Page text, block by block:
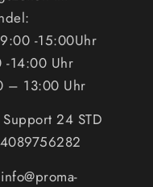
-15:00Uhr
-14:00 Uhr
– 13:00 Uhr
24 STD